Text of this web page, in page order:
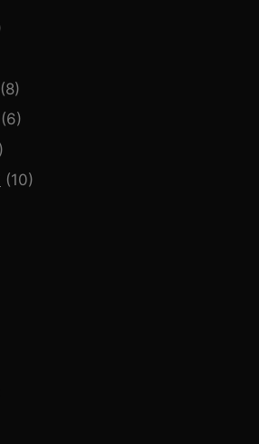
(8)
(6)
(10)